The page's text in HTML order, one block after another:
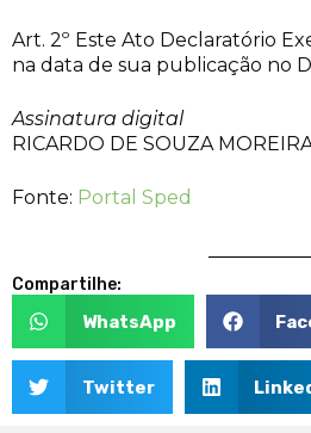
Art. 2º Este Ato Declaratório
na data de sua publicação no
Assinatura digital
RICARDO DE SOUZA
Fonte: Portal Sped
Compartilhe:
WhatsApp
Twitter